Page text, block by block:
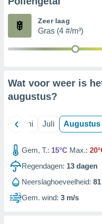
partners Zeer laag
Gras (4 #/m³)
Wat voor weer is
augustus?
Juni Juli Augustus
Gem, T.: 15°C Max.:
Regendagen: 13 dagen
Neerslaghoeveelheid:
Gem. wind: 3 m/s